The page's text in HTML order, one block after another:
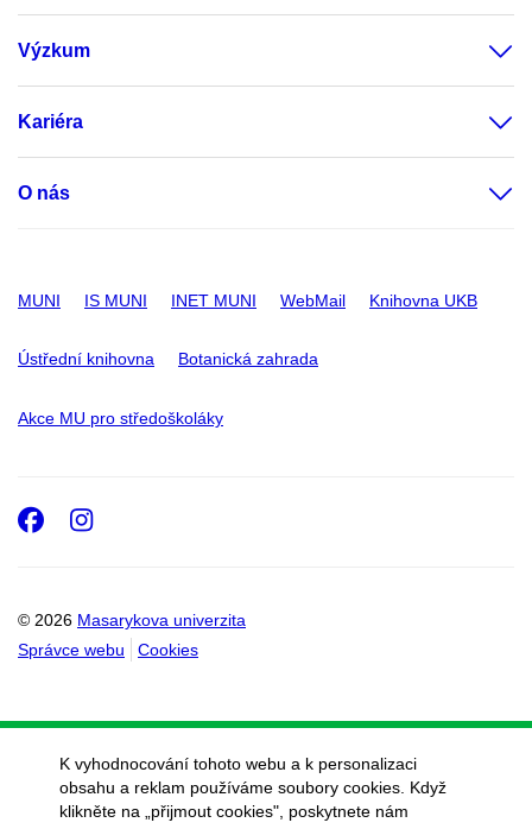
Výzkum
Kariéra
O nás
MUNI IS MUNI INET MUNI WebMail Knihovna UKB
Ústřední knihovna Botanická zahrada
Akce MU pro středoškoláky
© 2026 Masarykova univerzita
Správce webu
Cookies
Facebook
Instagram
K vyhodnocování tohoto webu a k personalizaci
obsahu a reklam používáme soubory cookies. Když
klikněte na „přijmout cookies", poskytnete nám